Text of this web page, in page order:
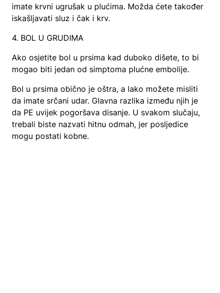
imate krvni ugrušak u plućima. Možda ćete također
iskašljavati sluz i čak i krv.
4. BOL U GRUDIMA
Ako osjetite bol u prsima kad duboko dišete, to bi
mogao biti jedan od simptoma plućne embolije.
Bol u prsima obično je oštra, a lako možete misliti
da imate srčani udar. Glavna razlika između njih je
da PE uvijek pogoršava disanje. U svakom slučaju,
trebali biste nazvati hitnu odmah, jer posljedice
mogu postati kobne.